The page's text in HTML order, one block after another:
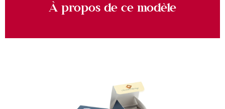
À propos de ce modèle